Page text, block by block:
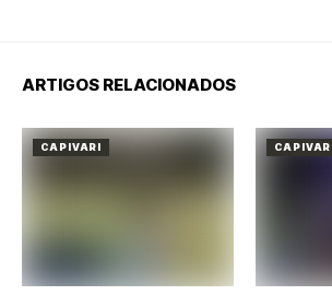
ARTIGOS RELACIONADOS
CAPIVARI